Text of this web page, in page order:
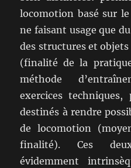
locomotion basé sur
ne faisant usage que
des structures et
(finalité de la
méthode
exercices
destinés à rendre
de locomotion
finalité). Ces
évidemment